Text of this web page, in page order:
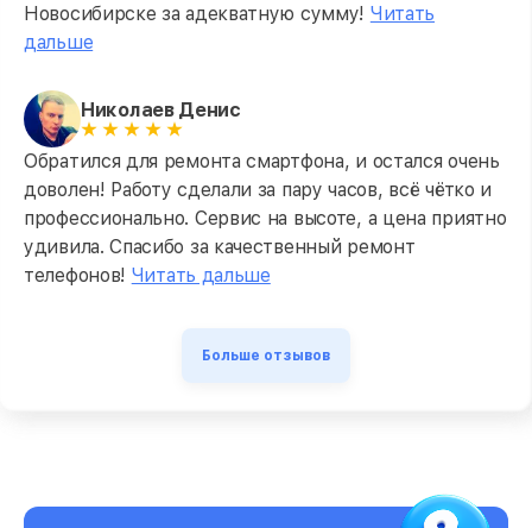
Новосибирске за адекватную сумму! Читать
дальше
Николаев Денис
Обратился для ремонта смартфона, и остался очень
доволен! Работу сделали за пару часов, всё чётко и
профессионально. Сервис на высоте, а цена приятно
удивила. Спасибо за качественный ремонт
телефонов! Читать дальше
Больше отзывов